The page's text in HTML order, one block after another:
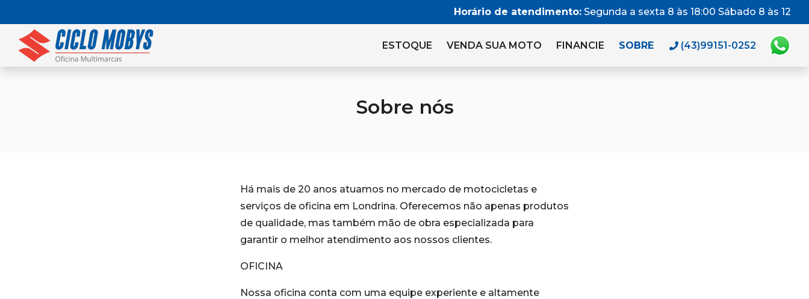
Horário de atendimento: Segunda a sexta 8 às 18:00 Sábado 8 às 12
ESTOQUE VENDA SUA MOTO FINANCIE SOBRE (43)99151-0252
Sobre nós
Há mais de 20 anos atuamos no mercado de motocicletas e
serviços de oficina em Londrina. Oferecemos não apenas produtos
de qualidade, mas também mão de obra especializada para
garantir o melhor atendimento aos nossos clientes.
OFICINA
Nossa oficina conta com uma equipe experiente e altamente